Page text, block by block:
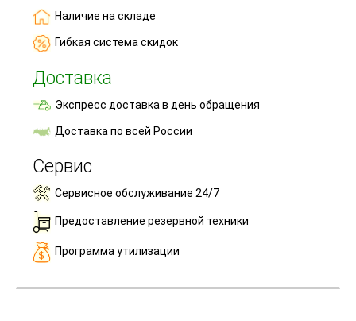
Наличие на складе
Гибкая система скидок
Доставка
Экспресс доставка в день обращения
Доставка по всей России
Сервис
Сервисное обслуживание 24/7
Предоставление резервной техники
Программа утилизации